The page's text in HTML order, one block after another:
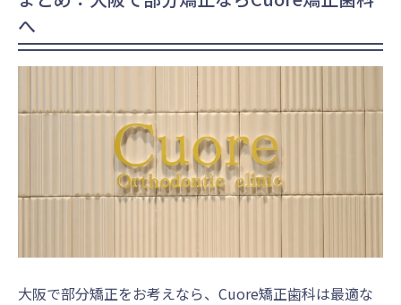
へ
大阪で部分矯正をお考えなら、Cuore矯正歯科は最適な